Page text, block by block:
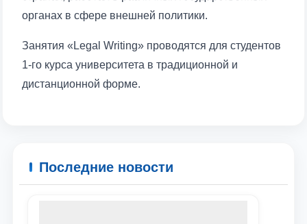
органах в сфере внешней политики.
Занятия «Legal Writing» проводятся для студентов
1-го курса университета в традиционной и
дистанционной форме.
Последние новости